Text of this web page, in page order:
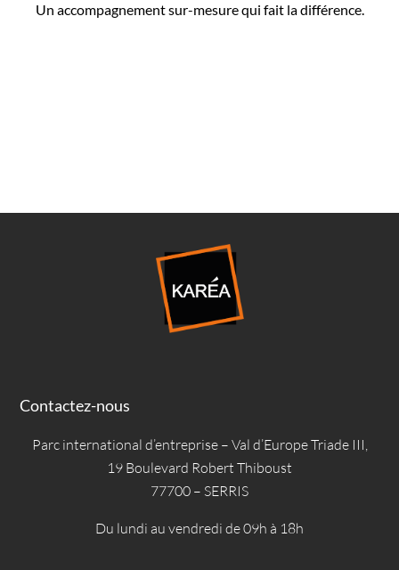
Un accompagnement sur-mesure qui fait la différence.
Contactez-nous
Parc international d’entreprise – Val d’Europe Triade III,
19 Boulevard Robert Thiboust
77700 – SERRIS
Du lundi au vendredi de 09h à 18h